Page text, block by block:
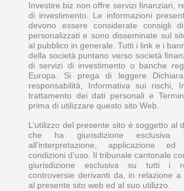
Investire.biz non offre servizi finanziari,
di investimento. Le informazioni
devono essere considerate consigli
personalizzati e sono disseminate sul
al pubblico in generale. Tutti i link e i
della società puntano verso società
di servizi di investimento o banche
Europa. Si prega di leggere
responsabilità, Informativa sui rischi,
trattamento dei dati personali e
prima di utilizzare questo sito Web.
L’utilizzo del presente sito è soggetto al
che ha giurisdizione esclusiva
all’interpretazione, applicazione
condizioni d’uso. Il tribunale cantonale
giurisdizione esclusiva su tutti i
controversie derivanti da, in relazione
al presente sito web ed al suo utilizzo.